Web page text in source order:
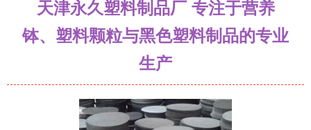
天津永久塑料制品厂 专注于营养
钵、塑料颗粒与黑色塑料制品的专业
生产